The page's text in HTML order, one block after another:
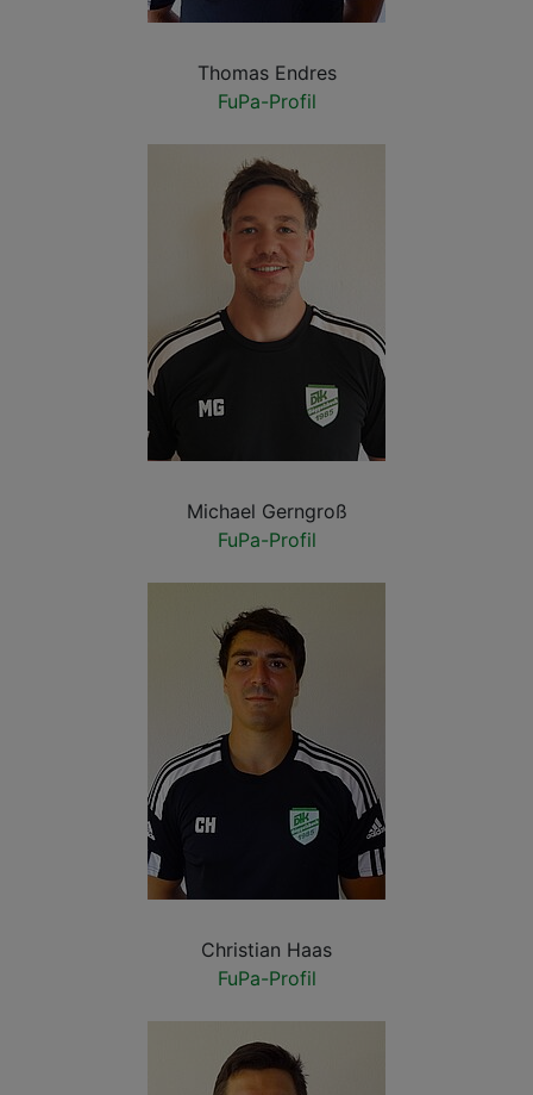
Thomas Endres
FuPa-Profil
Michael Gerngroß
FuPa-Profil
Christian Haas
FuPa-Profil